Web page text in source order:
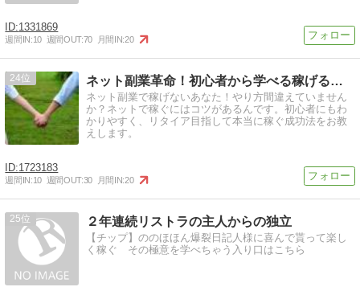
1331869
週間IN:10 週間OUT:70 月間IN:20
24 ネット副業革命！初心者から学べる稼げる在宅ビジネス成功法
ネット副業で稼げないあなた！やり方間違えていません
か？ネットで稼ぐにはコツがあるんです。初心者にもわ
かりやすく、リタイア目指して本当に稼ぐ成功法をお教
えします。
1723183
週間IN:10 週間OUT:30 月間IN:20
25 ２年連続リストラの主人からの独立
【チップ】ののほほん爆裂日記人様に喜んで貰って楽し
く稼ぐ その極意を学べちゃう入り口はこちら